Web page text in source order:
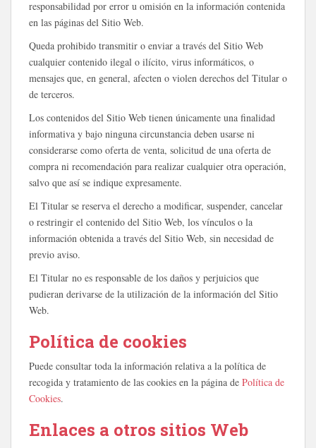
responsabilidad por error u omisión en la información contenida
en las páginas del Sitio Web.
Queda prohibido transmitir o enviar a través del Sitio Web
cualquier contenido ilegal o ilícito, virus informáticos, o
mensajes que, en general, afecten o violen derechos del Titular o
de terceros.
Los contenidos del Sitio Web tienen únicamente una finalidad
informativa y bajo ninguna circunstancia deben usarse ni
considerarse como oferta de venta, solicitud de una oferta de
compra ni recomendación para realizar cualquier otra operación,
salvo que así se indique expresamente.
El Titular se reserva el derecho a modificar, suspender, cancelar
o restringir el contenido del Sitio Web, los vínculos o la
información obtenida a través del Sitio Web, sin necesidad de
previo aviso.
El Titular no es responsable de los daños y perjuicios que
pudieran derivarse de la utilización de la información del Sitio
Web.
Política de cookies
Puede consultar toda la información relativa a la política de
recogida y tratamiento de las cookies en la página de Política de
Cookies.
Enlaces a otros sitios Web